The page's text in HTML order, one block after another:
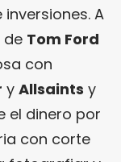
A
de Tom Ford
con
y Allsaints y
el dinero por
con corte